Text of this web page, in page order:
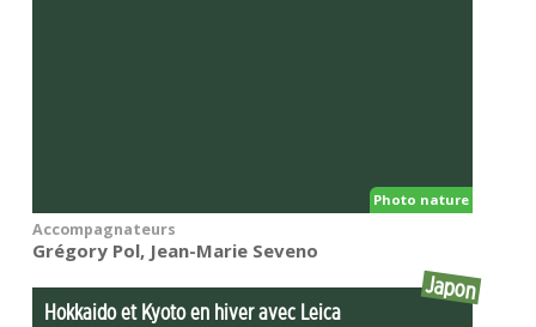
Photo nature
Accompagnateurs
Grégory Pol, Jean-Marie Seveno
Hokkaido et Kyoto en hiver avec Leica
Japon